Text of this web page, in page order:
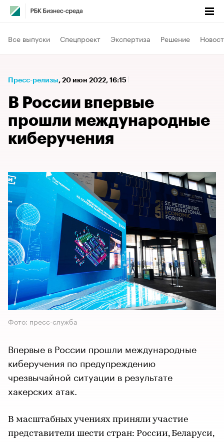
Все выпуски Спецпроект Экспертиза Решение
Пресс-релизы⁠, 20 июн 2022, 16:15
В России впервые
прошли международные
киберучения
Фото: пресс-служба
Впервые в России прошли международные
киберучения по предупреждению
чрезвычайной ситуации в результате
хакерских атак.
В масштабных учениях приняли участие
представители шести стран: России, Беларуси,